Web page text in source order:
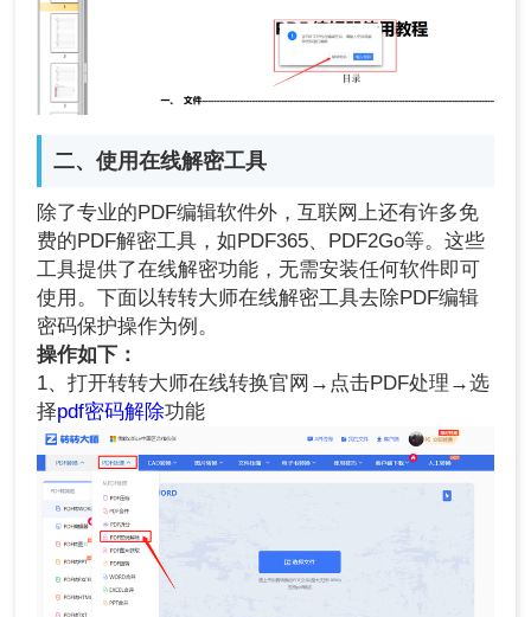
二、使用在线解密工具
除了专业的PDF编辑软件外，互联网上还有许多免
费的PDF解密工具，如PDF365、PDF2Go等。这些
工具提供了在线解密功能，无需安装任何软件即可
使用。下面以转转大师在线解密工具去除PDF编辑
密码保护操作为例。
操作如下：
1、打开转转大师在线转换官网→点击PDF处理→选
择pdf密码解除功能